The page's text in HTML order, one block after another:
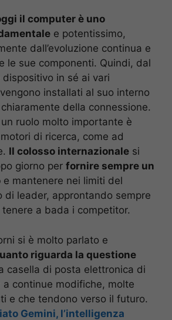
il computer è uno
e potentissimo,
dall’evoluzione continua e
le sue componenti. Quindi, dal
in sé ai vari
installati al suo interno
della connessione.
ruolo molto importante è
di ricerca, come ad
Il colosso internazionale si
giorno per fornire sempre un
e mantenere nei limiti del
di leader, approntando sempre
a bada i competitor.
si è molto parlato e
riguarda la questione
casella di posta elettronica di
a continue modifiche, molte
e che tendono verso il futuro.
Gemini, l’intelligenza